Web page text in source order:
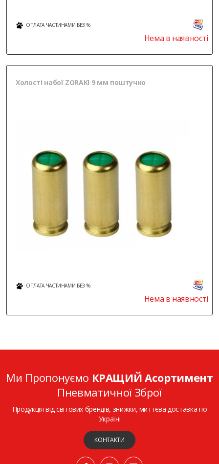
ОПЛАТА ЧАСТИНАМИ БЕЗ %
Нема в наявності
Холості набої ZORAKI 9 мм поштучно
ОПЛАТА ЧАСТИНАМИ БЕЗ %
Нема в наявності
Ми Пропонуємо КРАЩИЙ Асортимент
Пневматичної Зброї
Продукція від світових брендів, знижки, миттєва доставка по
Україні
КОНТАКТИ